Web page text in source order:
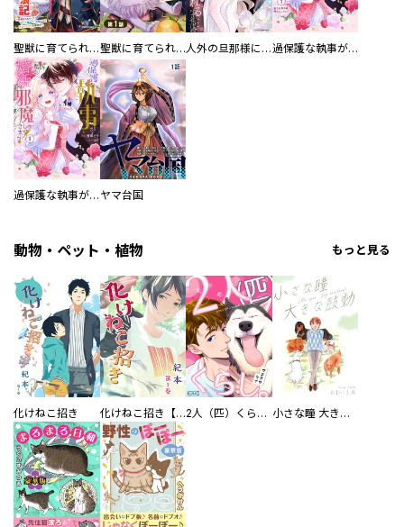
聖獣に育てられた少年の異世界ゆるり放浪記～神様からもらったチート魔法で、仲間たちとスローライフを満喫中～ 聖獣に育てられた少年の異世界ゆるり放浪記～神様からもらったチート魔法で、仲間たちとスローライフを満喫中～【分冊版】 人外の旦那様に娶られ毎晩ナカまで愛される…。アンソロジー 過保護な執事が私の婚活を邪魔してきます！ 分冊版
過保護な執事が私の婚活を邪魔してきます！ ヤマ台国
動物・ペット・植物 もっと見る
化けねこ招き 化けねこ招き【描きおろし付合冊版】 2人（匹）くらし。 小さな瞳 大きな鼓動